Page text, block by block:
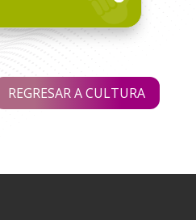
REGRESAR A CULTURA